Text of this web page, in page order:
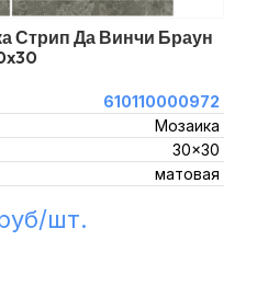
Стрип Да Винчи Браун
610110000972
Мозаика
30x30
матовая
шт.